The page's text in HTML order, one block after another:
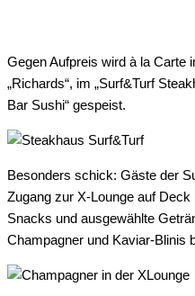
Gegen Aufpreis wird à la Carte
„Richards“, im „Surf&Turf
Bar Sushi“ gespeist.
Besonders schick: Gäste der
Zugang zur X-Lounge auf
Snacks und ausgewählte
Champagner und Kaviar-Blinis